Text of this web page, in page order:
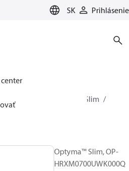
SK Prihlásenie
pre chladenie
Slim
Optyma™ Slim
Optyma™ Slim, OP-
HRXM0700UWK000Q